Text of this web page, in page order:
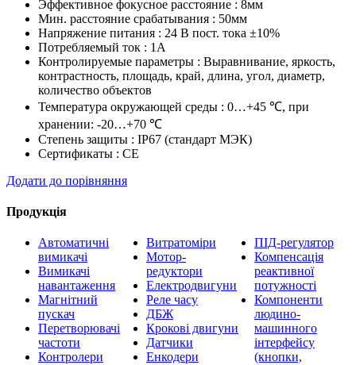
Эффективное фокусное расстояние : 8мм
Мин. расстояние срабатывания : 50мм
Напряжение питания : 24 В пост. тока ±10%
Потребляемый ток : 1A
Контролируемые параметры : Выравнивание, яркость,
контрастность, площадь, край, длина, угол, диаметр,
количество объектов
Температура окружающей среды : 0…+45 ℃, при
хранении: -20…+70 ℃
Степень защиты : IP67 (стандарт МЭК)
Сертификаты : CE
Додати до порівняння
Продукція
Автоматичні
вимикачі
Вимикачі
навантаження
Магнітний
пускач
Перетворювачі
частоти
Контролери
Витратоміри
Мотор-
редуктори
Електродвигуни
Реле часу
ДБЖ
Крокові двигуни
Датчики
Енкодери
ПІД-регулятор
Компенсація
реактивної
потужності
Компоненти
людино-
машинного
інтерфейсу
(кнопки,